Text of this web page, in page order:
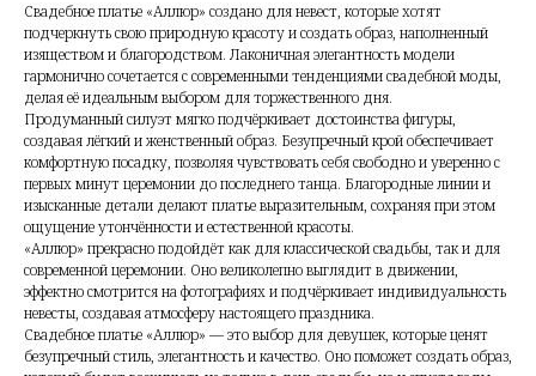
Свадебное платье «Аллюр» создано для невест, которые хотят
подчеркнуть свою природную красоту и создать образ, наполненный
изяществом и благородством. Лаконичная элегантность модели
гармонично сочетается с современными тенденциями свадебной моды,
делая её идеальным выбором для торжественного дня.
Продуманный силуэт мягко подчёркивает достоинства фигуры,
создавая лёгкий и женственный образ. Безупречный крой обеспечивает
комфортную посадку, позволяя чувствовать себя свободно и уверенно с
первых минут церемонии до последнего танца. Благородные линии и
изысканные детали делают платье выразительным, сохраняя при этом
ощущение утончённости и естественной красоты.
«Аллюр» прекрасно подойдёт как для классической свадьбы, так и для
современной церемонии. Оно великолепно выглядит в движении,
эффектно смотрится на фотографиях и подчёркивает индивидуальность
невесты, создавая атмосферу настоящего праздника.
Свадебное платье «Аллюр» — это выбор для девушек, которые ценят
безупречный стиль, элегантность и качество. Оно поможет создать образ,